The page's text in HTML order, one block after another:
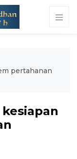
pertahanan